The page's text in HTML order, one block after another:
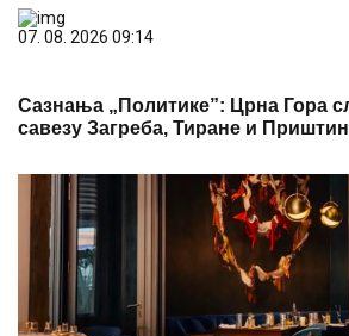
07. 08. 2026 09:14
Сазнања „Политике”: Црна Гора
савезу Загреба, Тиране и